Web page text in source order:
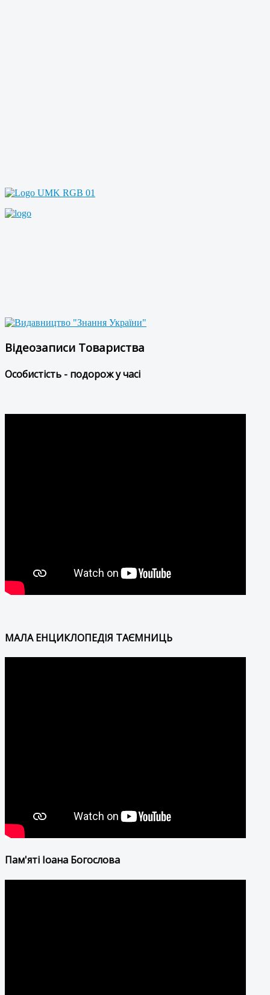
Відеозаписи Товариства
Особистість - подорож у часі
МАЛА ЕНЦИКЛОПЕДІЯ ТАЄМНИЦЬ
Пам'яті Іоана Богослова